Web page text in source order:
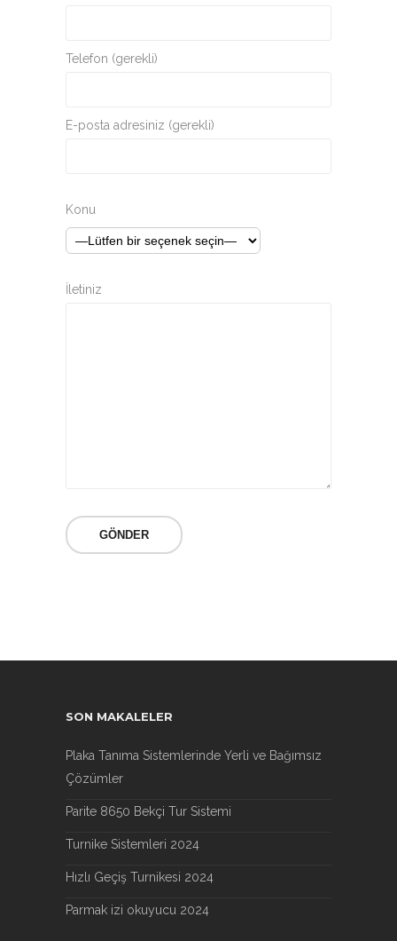
Telefon (gerekli)
E-posta adresiniz (gerekli)
Konu
İletiniz
SON MAKALELER
Plaka Tanıma Sistemlerinde Yerli ve Bağımsız
Çözümler
Parite 8650 Bekçi Tur Sistemi
Turnike Sistemleri 2024
Hızlı Geçiş Turnikesi 2024
Parmak izi okuyucu 2024